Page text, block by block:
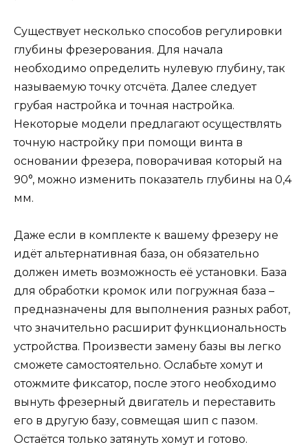
Существует несколько способов регулировки
глубины фрезерования. Для начала
необходимо определить нулевую глубину, так
называемую точку отсчёта. Далее следует
грубая настройка и точная настройка.
Некоторые модели предлагают осуществлять
точную настройку при помощи винта в
основании фрезера, поворачивая который на
90°, можно изменить показатель глубины на 0,4
мм.
Даже если в комплекте к вашему фрезеру не
идёт альтернативная база, он обязательно
должен иметь возможность её установки. База
для обработки кромок или погружная база –
предназначены для выполнения разных работ,
что значительно расширит функциональность
устройства. Произвести замену базы вы легко
сможете самостоятельно. Ослабьте хомут и
отожмите фиксатор, после этого необходимо
вынуть фрезерный двигатель и переставить
его в другую базу, совмещая шип с пазом.
Остаётся только затянуть хомут и готово.